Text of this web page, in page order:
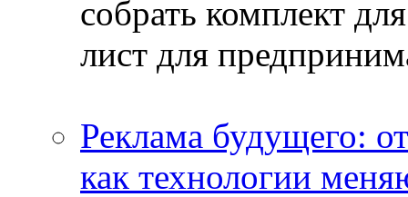
Реклама будущего:
как технологии